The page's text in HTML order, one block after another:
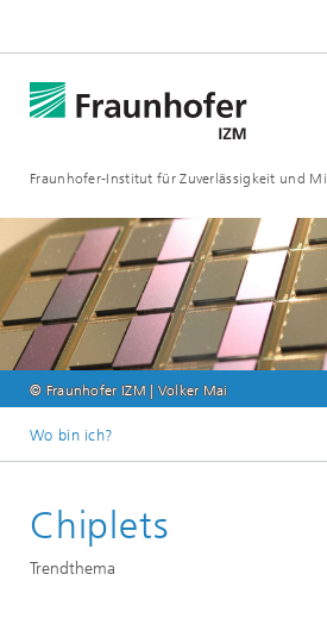
Fraunhofer-Institut für Zuverlässigkeit und
© Fraunhofer IZM | Volker Mai
Wo bin ich?
Trendthemen
Chiplets
Trendthema